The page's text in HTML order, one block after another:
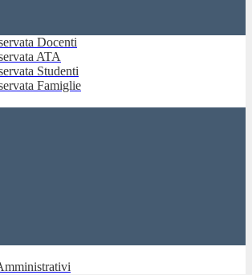
Docenti
ATA
Studenti
Famiglie